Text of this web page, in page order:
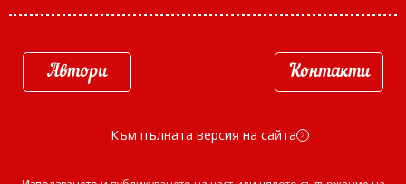
Автори Контакти
Към пълната версия на сайта d